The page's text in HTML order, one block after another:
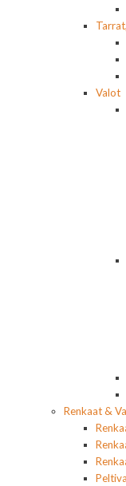
Valot
Renkaat &